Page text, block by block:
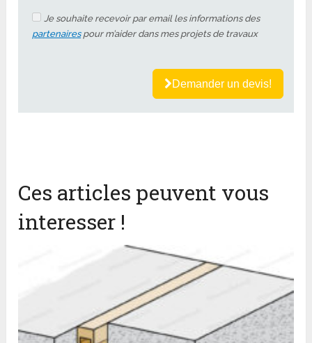
Je souhaite recevoir par email les informations des
partenairespour m’aider dans mes projets de travaux
Demander un devis!
Ces articles peuvent vous
interesser !